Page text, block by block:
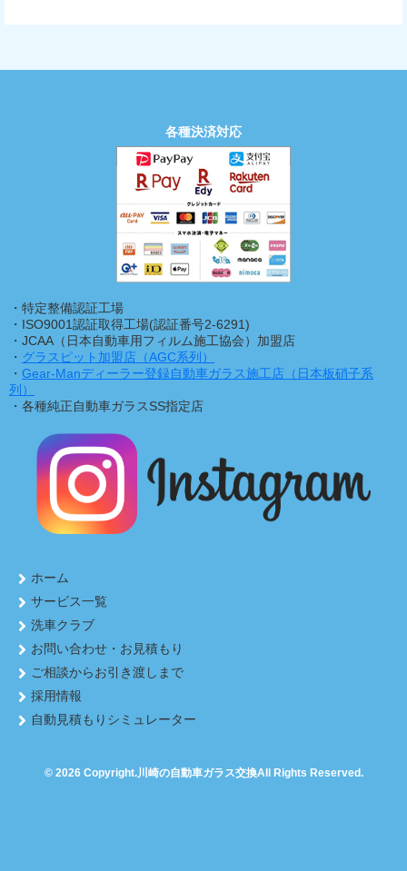
各種決済対応
・特定整備認証工場
・ISO9001認証取得工場(認証番号2-6291)
・JCAA（日本自動車用フィルム施工協会）加盟店
・ グラスピット加盟店（AGC系列）
・ Gear-Manディーラー登録自動車ガラス施工店（日本板硝子系
列）
・各種純正自動車ガラスSS指定店
ホーム
サービス一覧
洗車クラブ
お問い合わせ・お見積もり
ご相談からお引き渡しまで
採用情報
自動見積もりシミュレーター
© 2026 Copyright.川崎の自動車ガラス交換All Rights Reserved.